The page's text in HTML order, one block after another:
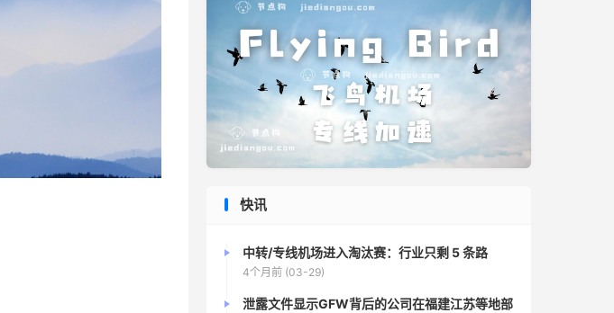
快讯
中转/专线机场进入淘汰赛：行业只剩 5 条路
4个月前 (03-29)
泄露文件显示GFW背后的公司在福建江苏等地部